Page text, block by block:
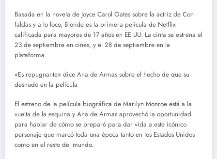
Basada en la novela de Joyce Carol Oates sobre la actriz de Con
faldas y a lo loco, Blonde es la primera película de Netflix
calificada para mayores de 17 años en EE UU. La cinta se estrena el
23 de septiembre en cines, y el 28 de septiembre en la
plataforma.
«Es repugnante» dice Ana de Armas sobre el hecho de que su
desnudo en la película
El estreno de la película biográfica de Marilyn Monroe está a la
vuelta de la esquina y Ana de Armas aprovechó la oportunidad
para hablar de cómo se preparó para dar vida a este icónico
personaje que marcó toda una época tanto en los Estados Unidos
como en el resto del mundo.